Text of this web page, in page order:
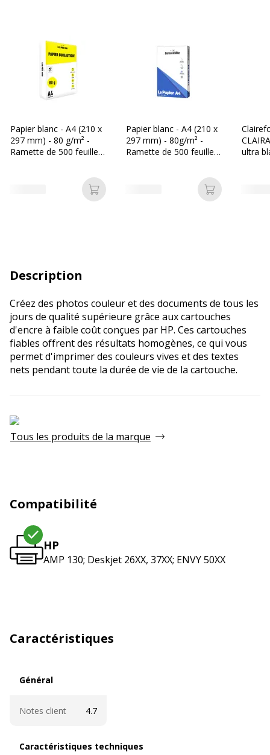
Papier blanc - A4 (210 x
297 mm) - 80 g/m² -
Ramette de 500 feuilles
Ajouter au panier
Papier blanc - A4 (210 x
297 mm) - 80g/m² -
Ramette de 500 feuilles
Ajouter au
ultra
Description
Créez des photos couleur et des documents de tous les
jours de qualité supérieure grâce aux cartouches
d'encre à faible coût conçues par HP. Ces cartouches
fiables offrent des résultats homogènes, ce qui vous
permet d'imprimer des couleurs vives et des textes
nets pendant toute la durée de vie de la cartouche.
Tous les produits de la marque
Compatibilité
HP
AMP 130; Deskjet 26XX, 37XX; ENVY 50XX
Caractéristiques
Général
Notes client 4.7
Caractéristiques techniques